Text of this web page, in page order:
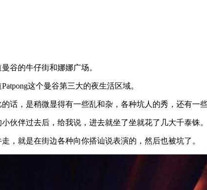
谷的牛仔街和娜娜广场。
这个曼谷第三大的夜生活区域。
话，是稍微显得有一些乱和杂，各种坑人的秀，还有一
伙伴过去后，给我说，进去就坐了坐就花了几大千泰铢
，就是在街边各种向你搭讪说表演的，然后也被坑了。